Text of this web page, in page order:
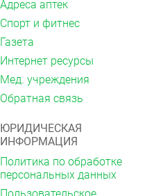
диапазоном доз и
дозах выше 500 мг.
фармакокинетики
доз
2000 мг здоровыми
функцией печени
ацикловира
23,1±8,53
8,30±1,43
Адреса аптек
Спорт и фитнес
Газета
Интернет ресурсы
Мед. учреждения
Обратная связь
ЮРИДИЧЕСКАЯ
ИНФОРМАЦИЯ
Политика по обработке
персональных данных
Пользовательское